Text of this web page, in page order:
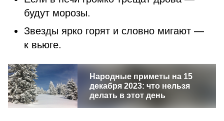
будут морозы.
Звезды ярко горят и словно мигают —
к вьюге.
Народные приметы на 15
декабря 2023: что нельзя
делать в этот день